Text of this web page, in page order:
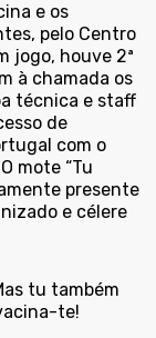
e os
pelo Centro
jogo, houve 2ª
à chamada os
técnica e staff
de
com o
mote “Tu
presente
e célere
tu também
te!